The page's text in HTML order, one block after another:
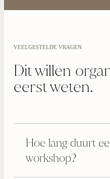
VEELGESTELDE VRAGEN
Dit willen
eerst weten.
Hoe lang duurt
workshop?